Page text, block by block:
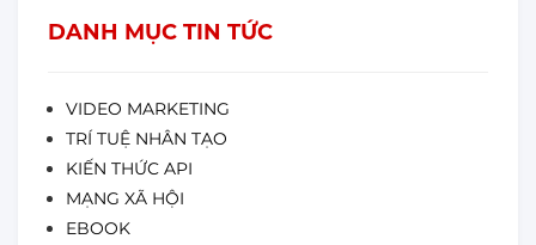
DANH MỤC TIN TỨC
VIDEO MARKETING
TRÍ TUỆ NHÂN TẠO
KIẾN THỨC API
MẠNG XÃ HỘI
EBOOK